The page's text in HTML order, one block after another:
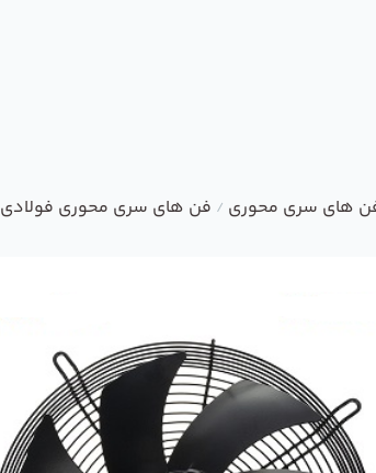
های سری محوری / فن های سری محوری فولادی